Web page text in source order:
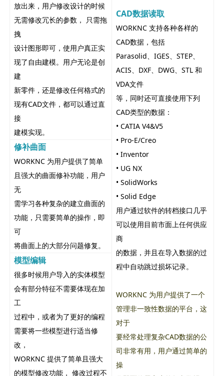
放出来，用户修改设计的时候
无需修改冗长的参数， 只需拖
拽
设计图形即可，使用户真正实
现了自由建模。用户无论是创
建
新零件，还是修改任何格式的
现有CAD文件，都可以通过直
接
建模实现。
CAD数据读取
WORKNC 支持各种各样的
CAD数据，包括
Parasolid、IGES、STEP、
ACIS、DXF、DWG、STL 和
VDA文件
等，同时还可直接使用下列
CAD类型的数据：
• CATIA V4&V5
• Pro-E/Creo
• Inventor
• UG NX
• SolidWorks
• Solid Edge
用户通过软件的转档接口几乎
可以使用目前市面上任何供应
商
的数据，并且在导入数据的过
程中自动跳过损坏记录。
WORKNC 为用户提供了一个
管理非一致性数据的平台，这
对于
要经常处理复杂CAD数据的公
司非常有用，用户通过简单的
操
修补曲面
WORKNC 为用户提供了简单
且强大的曲面修补功能，用户
无
需学习各种复杂的建立曲面的
功能，只需要简单的操作，即
可
将曲面上的大部分问题修复。
模型编辑
很多时候用户导入的实体模型
会有部分特征不需要体现在加
工
过程中，或者为了更好的编程
需要将一些模型进行适当修
改，
WORKNC 提供了简单且强大
的模型修改功能， 修改过程不